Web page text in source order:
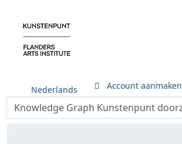
Nederlands Account aanmaken